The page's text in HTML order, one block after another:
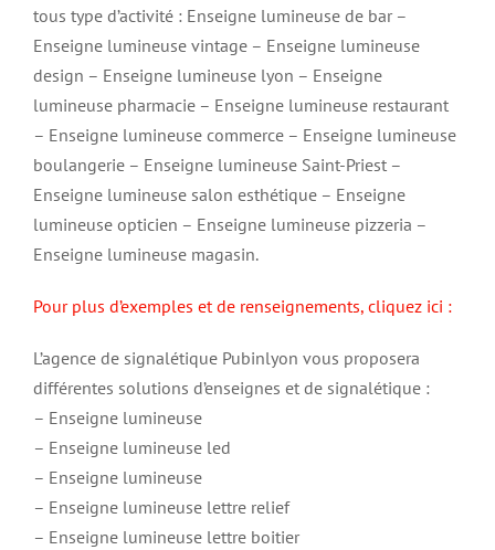
tous type d’activité : Enseigne lumineuse de bar –
Enseigne lumineuse vintage – Enseigne lumineuse
design – Enseigne lumineuse lyon – Enseigne
lumineuse pharmacie – Enseigne lumineuse restaurant
– Enseigne lumineuse commerce – Enseigne lumineuse
boulangerie – Enseigne lumineuse Saint-Priest –
Enseigne lumineuse salon esthétique – Enseigne
lumineuse opticien – Enseigne lumineuse pizzeria –
Enseigne lumineuse magasin.
Pour plus d’exemples et de renseignements, cliquez ici :
L’agence de signalétique Pubinlyon vous proposera
différentes solutions d’enseignes et de signalétique :
– Enseigne lumineuse
– Enseigne lumineuse led
– Enseigne lumineuse
– Enseigne lumineuse lettre relief
– Enseigne lumineuse lettre boitier